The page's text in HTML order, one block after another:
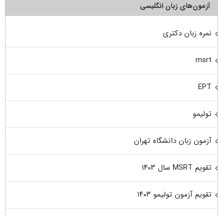
آزمون‌های زبان انگلیسی
نمره زبان دکتری
msrt
EPT
تولیمو
آزمون زبان دانشگاه تهران
تقویم MSRT سال ۱۴۰۳
تقویم آزمون تولیمو ۱۴۰۳